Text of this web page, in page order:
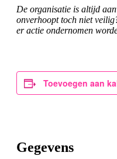
De organisatie is altijd
onverhoopt toch niet
er actie ondernomen
Toevoegen aan
Gegevens